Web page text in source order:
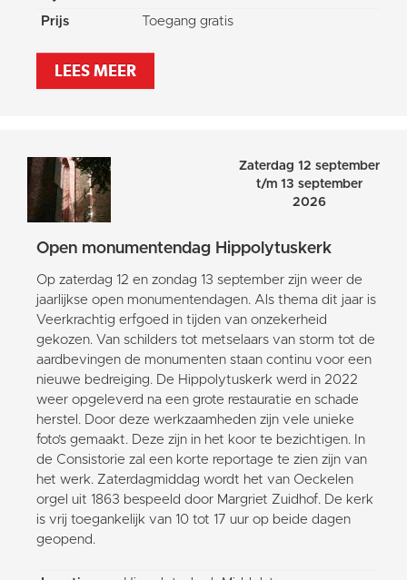
Prijs
Toegang gratis
LEES MEER
Zaterdag 12 september
t/m 13 september
2026
Open monumentendag Hippolytuskerk
Op zaterdag 12 en zondag 13 september zijn weer de
jaarlijkse open monumentendagen. Als thema dit jaar is
Veerkrachtig erfgoed in tijden van onzekerheid
gekozen. Van schilders tot metselaars van storm tot de
aardbevingen de monumenten staan continu voor een
nieuwe bedreiging. De Hippolytuskerk werd in 2022
weer opgeleverd na een grote restauratie en schade
herstel. Door deze werkzaamheden zijn vele unieke
foto’s gemaakt. Deze zijn in het koor te bezichtigen. In
de Consistorie zal een korte reportage te zien zijn van
het werk. Zaterdagmiddag wordt het van Oeckelen
orgel uit 1863 bespeeld door Margriet Zuidhof. De kerk
is vrij toegankelijk van 10 tot 17 uur op beide dagen
geopend.